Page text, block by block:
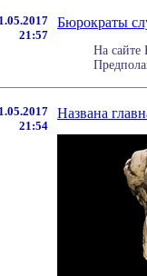
21:57
Бюрократы
На сайте
21:54
Названа